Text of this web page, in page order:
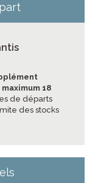
18
de départs
des stocks